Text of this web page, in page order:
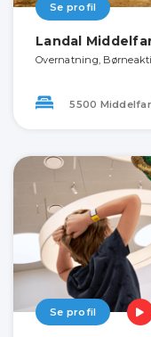
Se profil
Landal
Overnatning,
5500
Se profil